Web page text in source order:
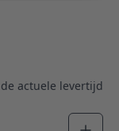
actuele levertijd